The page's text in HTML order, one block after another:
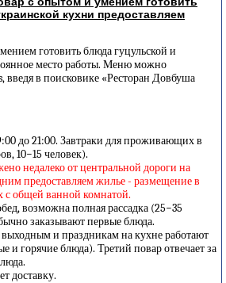
кухни предоставляем
готовить блюда гуцульской и
место работы. Меню можно
введя в поисковике «Ресторан Довбуша
до 21:00. Завтраки для проживающих в
10−15 человек).
недалеко от центральной дороги на
предоставляем жилье - размещение в
с общей ванной комнатой.
возможна полная рассадка (25−35
заказывают первые блюда.
и праздникам на кухне работают
и горячие блюда). Третий повар отвечает за
доставку.